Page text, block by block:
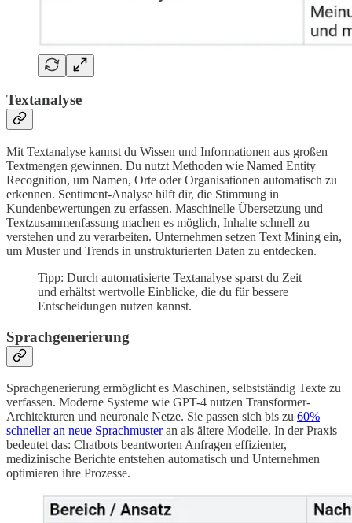
Textanalyse
Mit Textanalyse kannst du Wissen und Informationen aus großen
Textmengen gewinnen. Du nutzt Methoden wie Named Entity
Recognition, um Namen, Orte oder Organisationen automatisch zu
erkennen. Sentiment-Analyse hilft dir, die Stimmung in
Kundenbewertungen zu erfassen. Maschinelle Übersetzung und
Textzusammenfassung machen es möglich, Inhalte schnell zu
verstehen und zu verarbeiten. Unternehmen setzen Text Mining ein,
um Muster und Trends in unstrukturierten Daten zu entdecken.
Tipp: Durch automatisierte Textanalyse sparst du Zeit
und erhältst wertvolle Einblicke, die du für bessere
Entscheidungen nutzen kannst.
Sprachgenerierung
Sprachgenerierung ermöglicht es Maschinen, selbstständig Texte zu
verfassen. Moderne Systeme wie GPT-4 nutzen Transformer-
Architekturen und neuronale Netze. Sie passen sich bis zu 60%
schneller an neue Sprachmusteran als ältere Modelle. In der Praxis
bedeutet das: Chatbots beantworten Anfragen effizienter,
medizinische Berichte entstehen automatisch und Unternehmen
optimieren ihre Prozesse.